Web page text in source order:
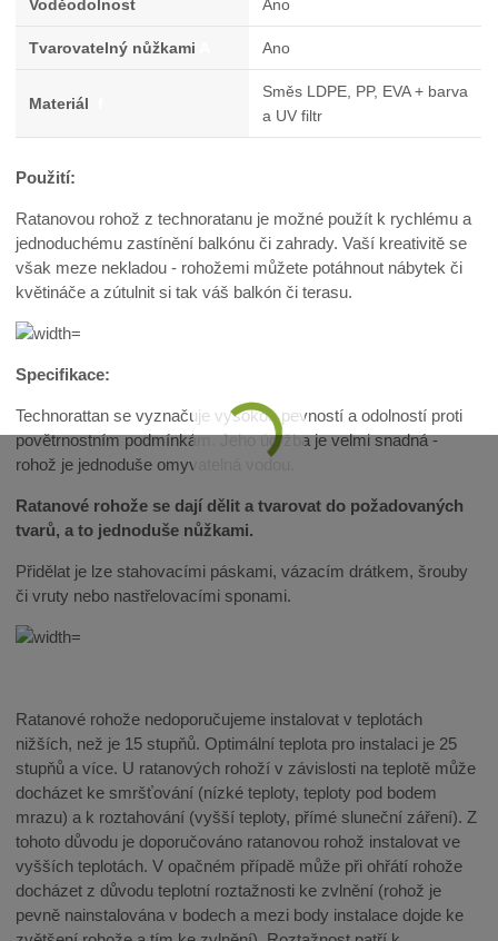
Voděodolnost Ano
Tvarovatelný nůžkami Ano
Materiál
Směs LDPE, PP, EVA + barva
a UV filtr
Použití:
Ratanovou rohož z technoratanu je možné použít k rychlému a
jednoduchému zastínění balkónu či zahrady. Vaší kreativitě se
však meze nekladou - rohožemi můžete potáhnout nábytek či
květináče a zútulnit si tak váš balkón či terasu.
Specifikace:
Technorattan se vyznačuje vysokou pevností a odolností proti
povětrnostním podmínkám. Jeho údržba je velmi snadná -
rohož je jednoduše omyvatelná vodou.
Ratanové rohože se dají dělit a tvarovat do požadovaných
tvarů, a to jednoduše nůžkami.
Přidělat je lze stahovacími páskami, vázacím drátkem, šrouby
či vruty nebo nastřelovacími sponami.
Ratanové rohože nedoporučujeme instalovat v teplotách
nižších, než je 15 stupňů. Optimální teplota pro instalaci je 25
stupňů a více. U ratanových rohoží v závislosti na teplotě může
docházet ke smršťování (nízké teploty, teploty pod bodem
mrazu) a k roztahování (vyšší teploty, přímé sluneční záření). Z
tohoto důvodu je doporučováno ratanovou rohož instalovat ve
vyšších teplotách. V opačném případě může při ohřátí rohože
docházet z důvodu teplotní roztažnosti ke zvlnění (rohož je
pevně nainstalována v bodech a mezi body instalace dojde ke